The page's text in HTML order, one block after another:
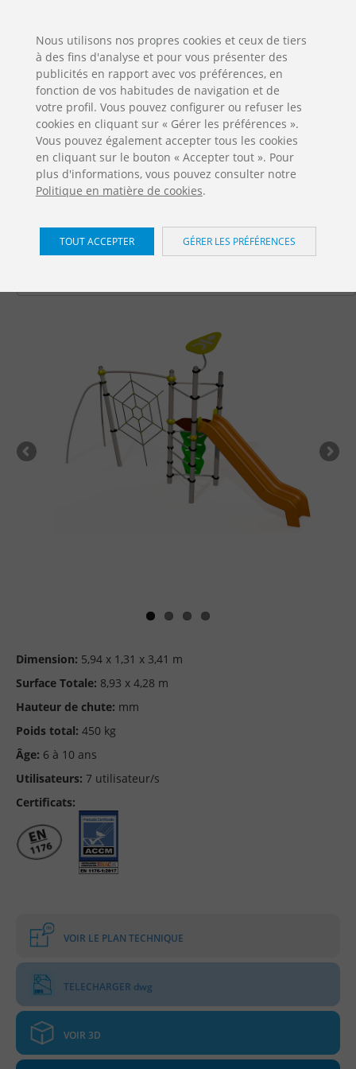
TÉLÉCHARGEMENTS
Jolas Catalogue
Puigmal/ Iron
LNA-002-004T
Dimension: 5,94 x 1,31 x 3,41 m
Surface Totale: 8,93 x 4,28 m
Hauteur de chute: mm
Poids total: 450 kg
Âge: 6 à 10 ans
Utilisateurs: 7 utilisateur/s
Certificats:
VOIR LE PLAN TECHNIQUE
TELECHARGER dwg
VOIR 3D
Nous utilisons nos propres cookies et ceux de tiers
à des fins d'analyse et pour vous présenter des
publicités en rapport avec vos préférences, en
fonction de vos habitudes de navigation et de
votre profil. Vous pouvez configurer ou refuser les
cookies en cliquant sur « Gérer les préférences ».
Vous pouvez également accepter tous les cookies
en cliquant sur le bouton « Accepter tout ». Pour
plus d'informations, vous pouvez consulter notre
Politique en matière de cookies.
TOUT ACCEPTER GÉRER LES PRÉFÉRENCES